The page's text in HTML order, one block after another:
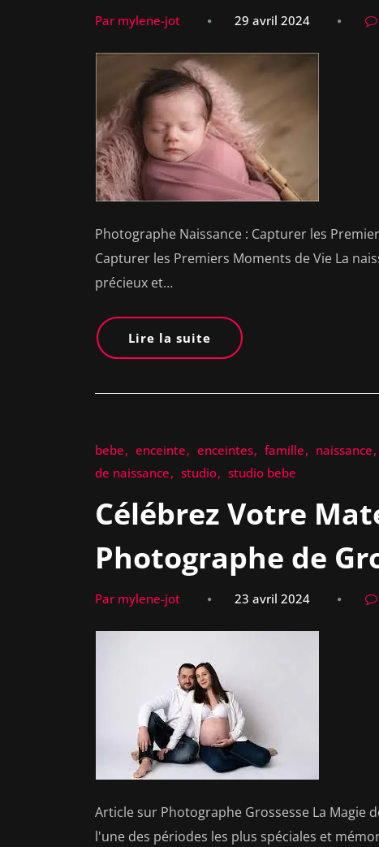
Par mylene-jot 29 avril 2024
Photographe Naissance : Capturer les
Capturer les Premiers Moments de Vie La
précieux et…
Lire la suite
bebe enceinte enceintes famille naissance
de naissance
studio studio bebe
Célébrez Votre
Photographe de
Par mylene-jot 23 avril 2024
Article sur Photographe Grossesse La Magie
l'une des périodes les plus spéciales et